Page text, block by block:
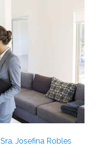
Sra. Josefina Robles